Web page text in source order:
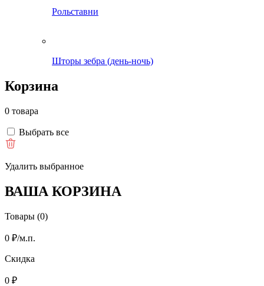
Рольставни
Шторы зебра (день-ночь)
Корзина
0 товара
Выбрать все
Удалить выбранное
ВАША КОРЗИНА
Товары (0)
0 ₽/м.п.
Скидка
0 ₽